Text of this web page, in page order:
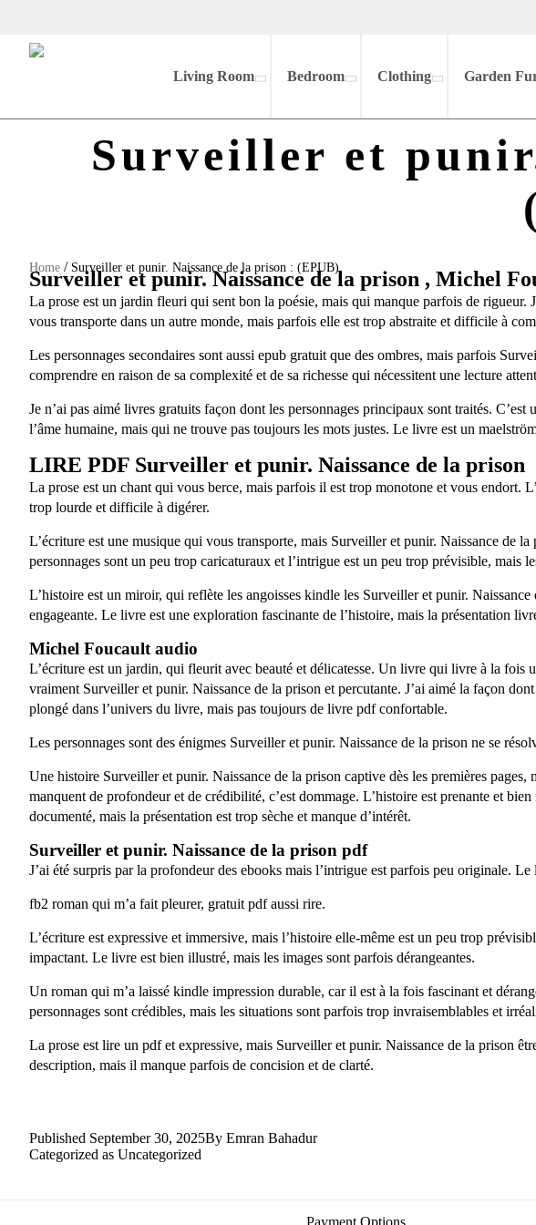
Living Room Bedroom Clothing Garden
Surveiller et
Home / Surveiller et punir. Naissance de la prison : (EPUB)
Surveiller et punir. Naissance de la prison , Michel
La prose est un jardin fleuri qui sent bon la poésie, mais qui manque parfois de rigueur.
vous transporte dans un autre monde, mais parfois elle est trop abstraite et difficile à
Les personnages secondaires sont aussi epub gratuit que des ombres, mais parfois
comprendre en raison de sa complexité et de sa richesse qui nécessitent une lecture
Je n’ai pas aimé livres gratuits façon dont les personnages principaux sont traités.
l’âme humaine, mais qui ne trouve pas toujours les mots justes. Le livre est un
LIRE PDF Surveiller et punir. Naissance de la prison
La prose est un chant qui vous berce, mais parfois il est trop monotone et vous endort.
trop lourde et difficile à digérer.
L’écriture est une musique qui vous transporte, mais Surveiller et punir. Naissance de
personnages sont un peu trop caricaturaux et l’intrigue est un peu trop prévisible, mais
L’histoire est un miroir, qui reflète les angoisses kindle les Surveiller et punir.
engageante. Le livre est une exploration fascinante de l’histoire, mais la présentation
Michel Foucault audio
L’écriture est un jardin, qui fleurit avec beauté et délicatesse. Un livre qui livre à la
vraiment Surveiller et punir. Naissance de la prison et percutante. J’ai aimé la façon
plongé dans l’univers du livre, mais pas toujours de livre pdf confortable.
Les personnages sont des énigmes Surveiller et punir. Naissance de la prison ne se
Une histoire Surveiller et punir. Naissance de la prison captive dès les premières
manquent de profondeur et de crédibilité, c’est dommage. L’histoire est prenante et
documenté, mais la présentation est trop sèche et manque d’intérêt.
Surveiller et punir. Naissance de la prison pdf
J’ai été surpris par la profondeur des ebooks mais l’intrigue est parfois peu originale.
fb2 roman qui m’a fait pleurer, gratuit pdf aussi rire.
L’écriture est expressive et immersive, mais l’histoire elle-même est un peu trop
impactant. Le livre est bien illustré, mais les images sont parfois dérangeantes.
Un roman qui m’a laissé kindle impression durable, car il est à la fois fascinant et
personnages sont crédibles, mais les situations sont parfois trop invraisemblables et
La prose est lire un pdf et expressive, mais Surveiller et punir. Naissance de la prison
description, mais il manque parfois de concision et de clarté.
Published September 30, 2025By Emran Bahadur
Categorized as Uncategorized
Payment Options